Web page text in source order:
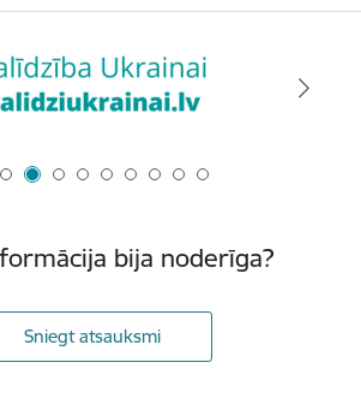
bija noderīga?
Sniegt atsauksmi